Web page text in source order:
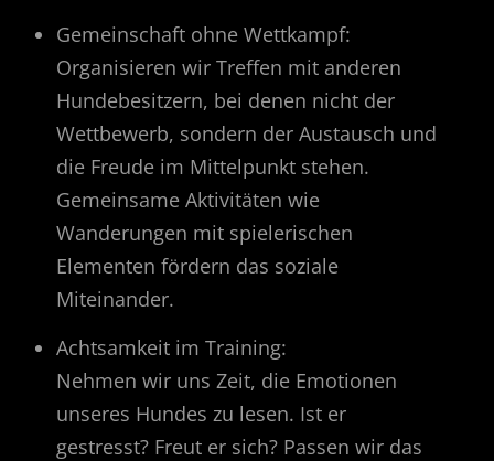
Gemeinschaft ohne Wettkampf:
Organisieren wir Treffen mit anderen
Hundebesitzern, bei denen nicht der
Wettbewerb, sondern der Austausch und
die Freude im Mittelpunkt stehen.
Gemeinsame Aktivitäten wie
Wanderungen mit spielerischen
Elementen fördern das soziale
Miteinander.
Achtsamkeit im Training:
Nehmen wir uns Zeit, die Emotionen
unseres Hundes zu lesen. Ist er
gestresst? Freut er sich? Passen wir das